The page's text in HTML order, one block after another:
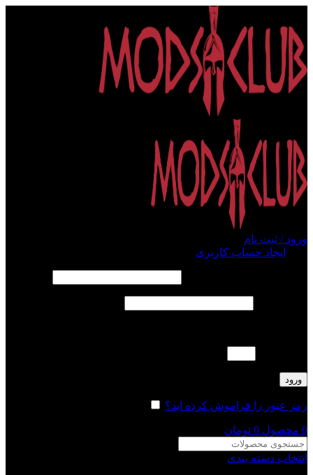
ورود / ثبت نام
ایجاد حساب کاربری
ورود
رمز عبور را فراموش کرده اید؟
0 محصول 0 تومان
انتخاب دسته بندی